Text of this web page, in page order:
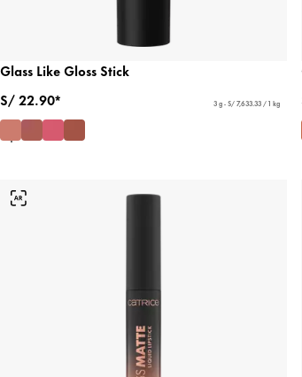
Glass Like Gloss Stick
S/ 22.90*
3 g - S/ 7,633.33 / 1 kg